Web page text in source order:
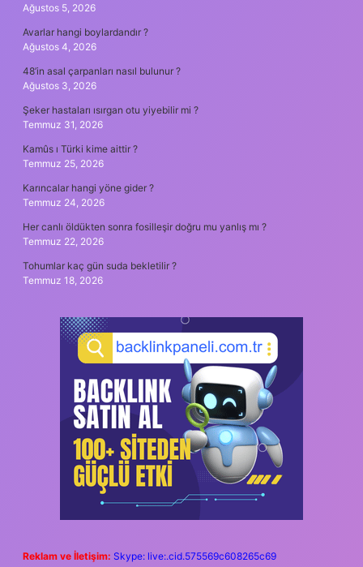
Ağustos 5, 2026
Avarlar hangi boylardandır ?
Ağustos 4, 2026
48’in asal çarpanları nasıl bulunur ?
Ağustos 3, 2026
Şeker hastaları ısırgan otu yiyebilir mi ?
Temmuz 31, 2026
Kamûs ı Türki kime aittir ?
Temmuz 25, 2026
Karıncalar hangi yöne gider ?
Temmuz 24, 2026
Her canlı öldükten sonra fosilleşir doğru mu yanlış mı ?
Temmuz 22, 2026
Tohumlar kaç gün suda bekletilir ?
Temmuz 18, 2026
Reklam ve İletişim: Skype: live:.cid.575569c608265c69